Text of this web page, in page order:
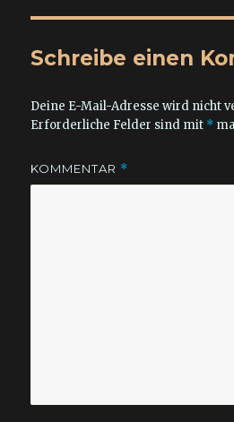
Schreibe einen
Deine E-Mail-Adresse wird nicht
Erforderliche Felder sind mit *
KOMMENTAR *